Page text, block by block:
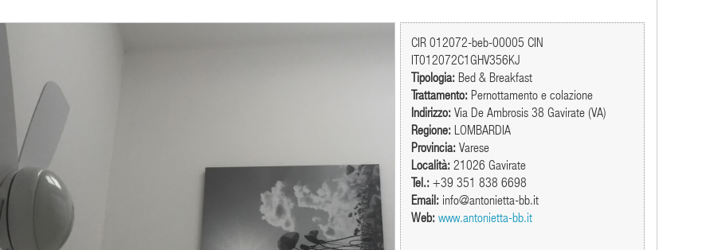
CIR 012072-beb-00005 CIN
IT012072C1GHV356KJ
Tipologia: Bed & Breakfast
Trattamento: Pernottamento e colazione
Indirizzo: Via De Ambrosis 38 Gavirate (VA)
Regione: LOMBARDIA
Provincia: Varese
Località: 21026 Gavirate
Tel.: +39 351 838 6698
Email: info@antonietta-bb.it
Web: www.antonietta-bb.it